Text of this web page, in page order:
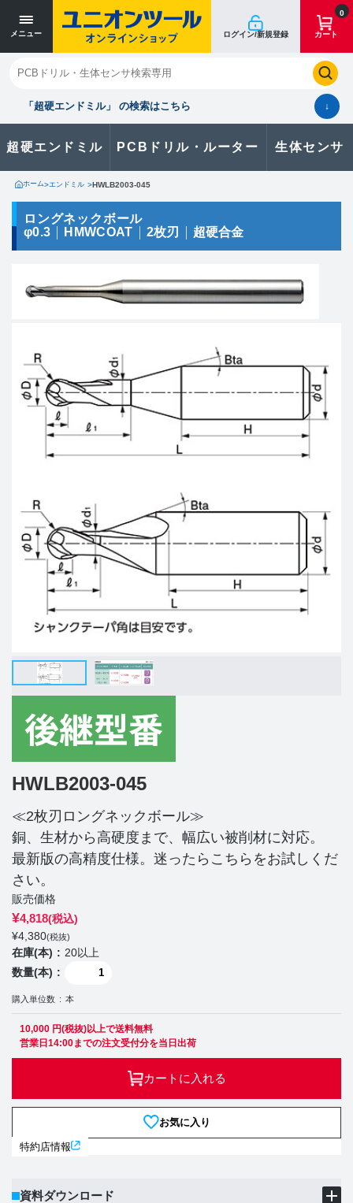
メニュー ログイン/新規登録
0
カート
「超硬エンドミル」 の検索はこちら ↓
超硬エンドミル PCBドリル・ルーター 生体センサ
閉じる
お気に入り クイックオーダー 購入履歴
製品に関するお問い合わせはこちら
カタログ一覧
ホーム>エンドミル >HWLB2003-045
ロングネックボール
φ0.3
HMWCOAT 2枚刃 超硬合金
HWLB2003-045
≪2枚刃ロングネックボール≫
銅、生材から高硬度まで、幅広い被削材に対応。
最新版の高精度仕様。迷ったらこちらをお試しくだ
さい。
販売価格
¥4,818(税込)
¥4,380(税抜)
在庫(本)
20以上
数量(本)
購入単位数 本
10,000 円(税抜)以上で送料無料
営業日14:00までの注文受付分を当日出荷
カートに入れる
お気に入り
特約店情報
資料ダウンロード
寸法単位 [mm]
寸法単位 [mm]